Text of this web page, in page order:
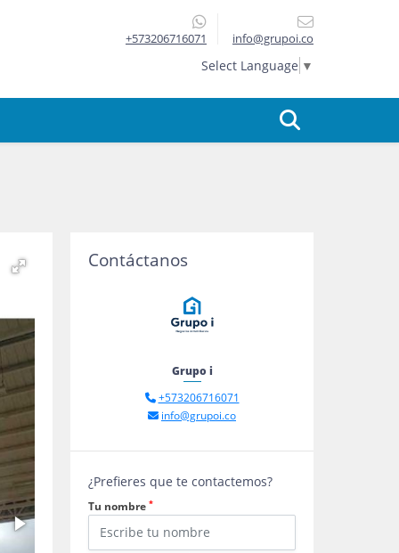
+573206716071 info@grupoi.co
Select Language ▼
Contáctanos
Grupo i
+573206716071
info@grupoi.co
¿Prefieres que te contactemos?
Tu nombre *